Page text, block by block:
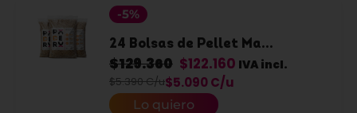
-5%
24 Bolsas de Pellet Ma...
$129.360 $122.160 IVA incl.
$5.390 C/u$5.090 C/u
Lo quiero